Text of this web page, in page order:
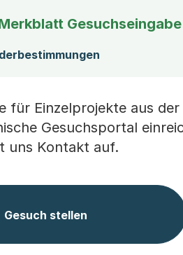
für Einzelprojekte aus
Gesuchsportal
uns Kontakt auf.
Gesuch stellen